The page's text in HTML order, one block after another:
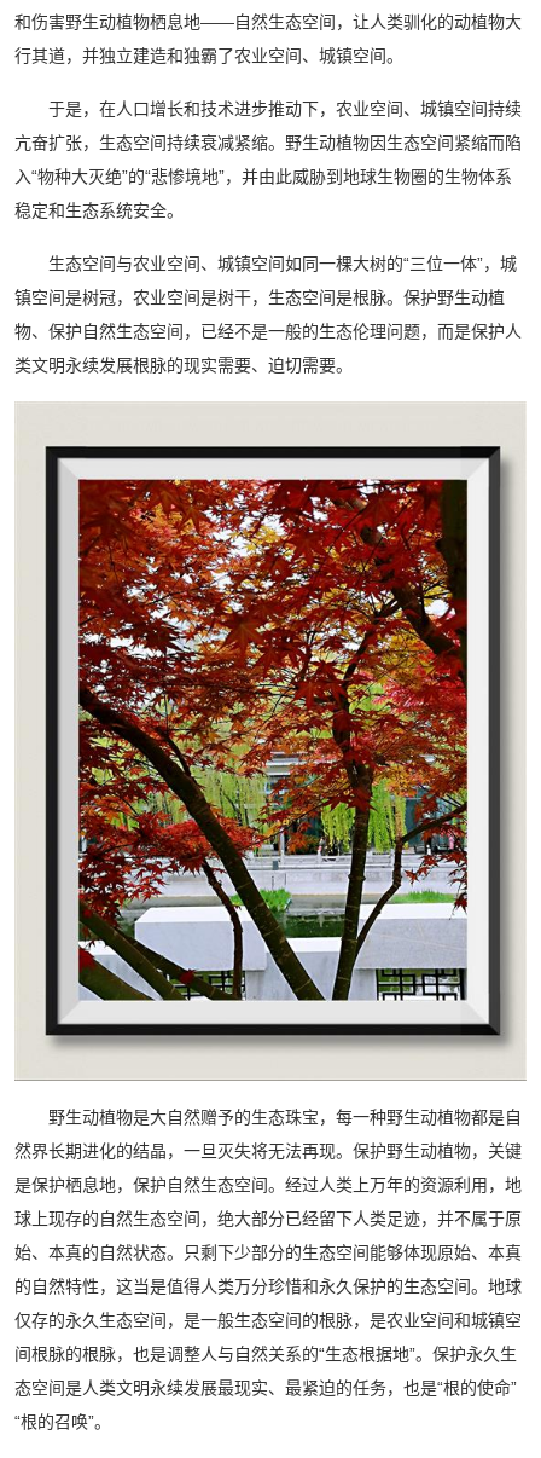
和伤害野生动植物栖息地——自然生态空间，让人类驯化的动植物大
行其道，并独立建造和独霸了农业空间、城镇空间。
于是，在人口增长和技术进步推动下，农业空间、城镇空间持续
亢奋扩张，生态空间持续衰减紧缩。野生动植物因生态空间紧缩而陷
入“物种大灭绝”的“悲惨境地”，并由此威胁到地球生物圈的生物体系
稳定和生态系统安全。
生态空间与农业空间、城镇空间如同一棵大树的“三位一体”，城
镇空间是树冠，农业空间是树干，生态空间是根脉。保护野生动植
物、保护自然生态空间，已经不是一般的生态伦理问题，而是保护人
类文明永续发展根脉的现实需要、迫切需要。
野生动植物是大自然赠予的生态珠宝，每一种野生动植物都是自
然界长期进化的结晶，一旦灭失将无法再现。保护野生动植物，关键
是保护栖息地，保护自然生态空间。经过人类上万年的资源利用，地
球上现存的自然生态空间，绝大部分已经留下人类足迹，并不属于原
始、本真的自然状态。只剩下少部分的生态空间能够体现原始、本真
的自然特性，这当是值得人类万分珍惜和永久保护的生态空间。地球
仅存的永久生态空间，是一般生态空间的根脉，是农业空间和城镇空
间根脉的根脉，也是调整人与自然关系的“生态根据地”。保护永久生
态空间是人类文明永续发展最现实、最紧迫的任务，也是“根的使命”
“根的召唤”。